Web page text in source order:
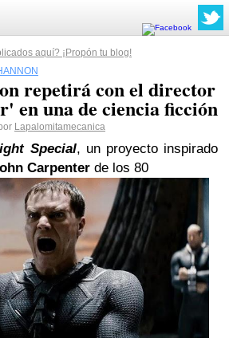
aquí? ¡Propón tu blog!
repetirá con el director
en una de ciencia ficción
Lapalomitamecanica
Special, un proyecto inspirado
Carpenter de los 80